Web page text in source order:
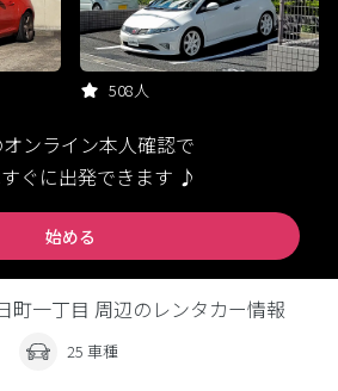
508人
ンライン本人確認で
ぐに出発できます ♪
始める
町一丁目 周辺のレンタカー情報
25 車種